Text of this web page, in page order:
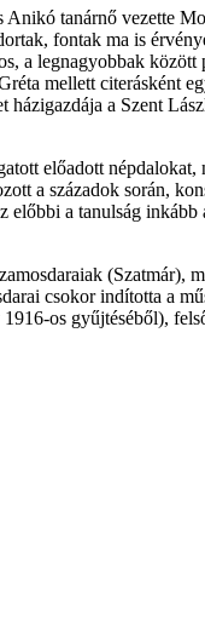
Anikó tanárnő vezette
fontak ma is
a legnagyobbak között
mellett citerásként
házigazdája a Szent
előadott népdalokat,
a századok során,
előbbi a tanulság
(Szatmár),
csokor indította a
os gyűjtéséből),